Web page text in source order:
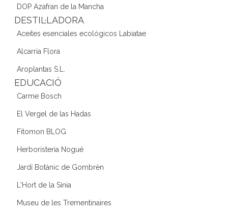
DOP Azafran de la Mancha
DESTIL·LADORA
Aceites esenciales ecológicos Labiatae
Alcarria Flora
Aroplantas S.L.
EDUCACIÓ
Carme Bosch
El Vergel de las Hadas
Fitomon BLOG
Herboristeria Nogué
Jardí Botànic de Gombrèn
L'Hort de la Sínia
Museu de les Trementinaires